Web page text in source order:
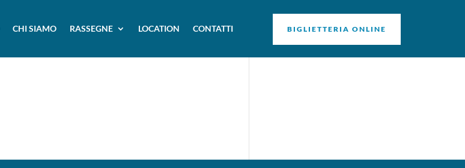
CHI SIAMO RASSEGNE LOCATION CONTATTI BIGLIETTERIA ONLINE